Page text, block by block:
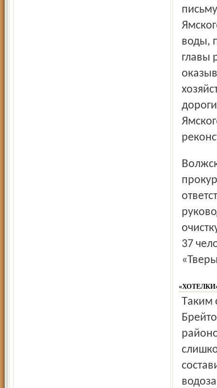
воды,
главы
Волжской межрегиональной природоохранной
37
Таким словом назвал первый заместитель главы